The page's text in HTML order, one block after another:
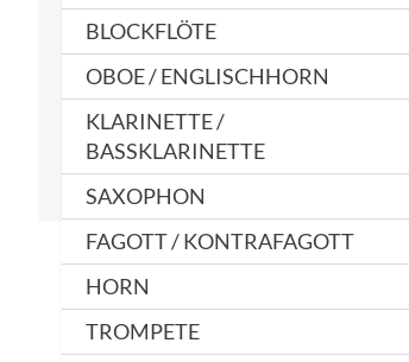
BLOCKFLÖTE
OBOE / ENGLISCHHORN
KLARINETTE /
BASSKLARINETTE
SAXOPHON
FAGOTT / KONTRAFAGOTT
HORN
TROMPETE